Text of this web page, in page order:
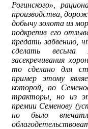
Рогинского»,
производства,
добычу золота из
подкрепив его
предать забвению,
сделать
засекречивания
то сделано для
пример этому
которой, по
тракторы, но из
премии Семенову
но было